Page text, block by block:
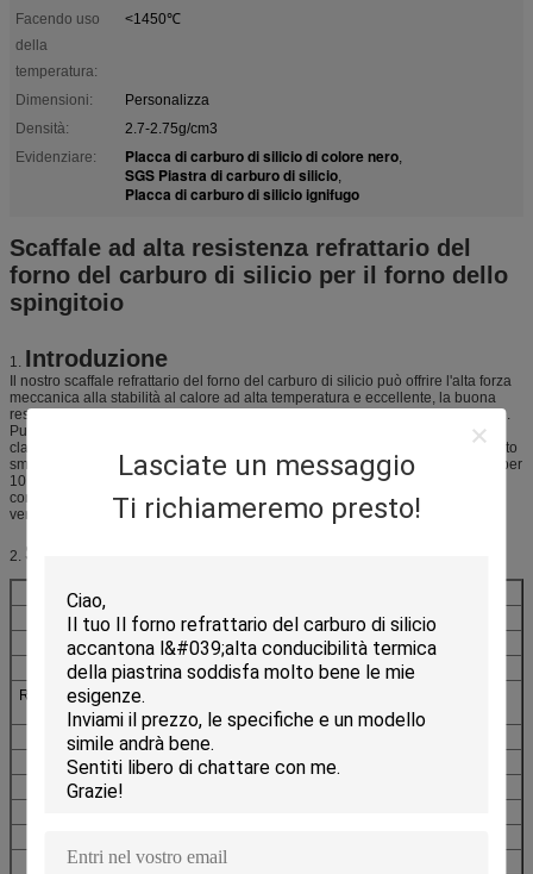
Lasciate un messaggio
Ti richiameremo presto!
Facendo uso
della
temperatura:
<1450℃
Dimensioni:
Personalizza
Densità:
2.7-2.75g/cm3
Evidenziare:
Placca di carburo di silicio di colore nero,
SGS Piastra di carburo di silicio,
Placca di carburo di silicio ignifugo
Scaffale ad alta resistenza refrattario del
forno del carburo di silicio per il forno dello
spingitoio
1. Introduzione
Il nostro scaffale refrattario del forno del carburo di silicio può offrire l'alta forza
meccanica alla stabilità al calore ad alta temperatura e eccellente, la buona
resistenza di distorsione a temperatura elevata e la resistenza di ossidazione.
Può essere utilizzato nel bacino di alta classe di lavaggio, in ciotola di alta
classe e nell'orinale della ciotola. Con la combustione di 1300°C, fornisce l'alto
smalto e l'alta resistenza all'abrasione. Può tenere la lucentezza e la qualità per
10 anni. sic lo scaffale del forno gode di buona reputazione in questo
commercio. Stiamo migliorando il nostro prodotto e stiamo introducendo il
verde nella nostra attività di vendite.
2. Specificazione
Densità di volume (g/cm3)
2.70-2.75
Porosità evidente (%)
7-8
Forza alla temperatura normale (Mpa)
>50
Resistenza alla flessione ad alta temperatura
(Mpa/1400℃)
Resistenza a compressione fredda (Mpa)
Refrattarietà nell'ambito del carico (℃)
Temperatura massima di servizio (℃)
Prodotto chimico compent